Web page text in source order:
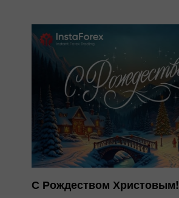
С Рождеством Христовым!